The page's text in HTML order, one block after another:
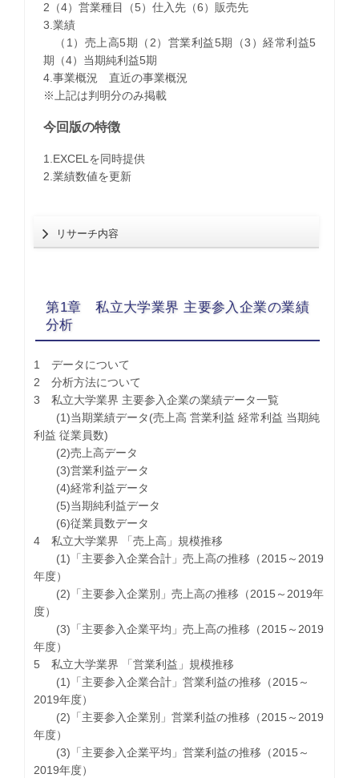
2（4）営業種目（5）仕入先（6）販売先
3.業績
（1）売上高5期（2）営業利益5期（3）経常利益5
期（4）当期純利益5期
4.事業概況 直近の事業概況
※上記は判明分のみ掲載
今回版の特徴
1.EXCELを同時提供
2.業績数値を更新
リサーチ内容
第1章 私立大学業界 主要参入企業の業績
分析
1 データについて
2 分析方法について
3 私立大学業界 主要参入企業の業績データ一覧
(1)当期業績データ(売上高 営業利益 経常利益 当期純
利益 従業員数)
(2)売上高データ
(3)営業利益データ
(4)経常利益データ
(5)当期純利益データ
(6)従業員数データ
4 私立大学業界 「売上高」規模推移
(1)「主要参入企業合計」売上高の推移（2015～2019
年度）
(2)「主要参入企業別」売上高の推移（2015～2019年
度）
(3)「主要参入企業平均」売上高の推移（2015～2019
年度）
5 私立大学業界 「営業利益」規模推移
(1)「主要参入企業合計」営業利益の推移（2015～
2019年度）
(2)「主要参入企業別」営業利益の推移（2015～2019
年度）
(3)「主要参入企業平均」営業利益の推移（2015～
2019年度）